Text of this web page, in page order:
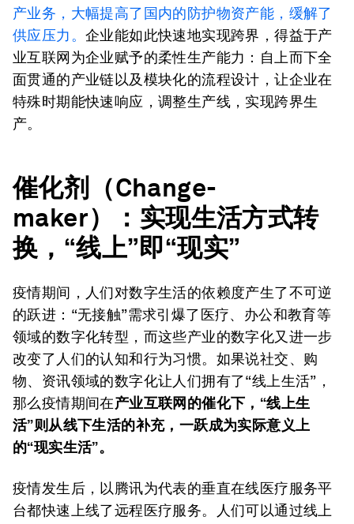
产业务，大幅提高了国内的防护物资产能，缓解了
供应压力。 企业能如此快速地实现跨界，得益于产
业互联网为企业赋予的柔性生产能力：自上而下全
面贯通的产业链以及模块化的流程设计，让企业在
特殊时期能快速响应，调整生产线，实现跨界生
产。
催化剂（Change-
maker）：实现生活方式转
换，“线上”即“现实”
疫情期间，人们对数字生活的依赖度产生了不可逆
的跃进：“无接触”需求引爆了医疗、办公和教育等
领域的数字化转型，而这些产业的数字化又进一步
改变了人们的认知和行为习惯。如果说社交、购
物、资讯领域的数字化让人们拥有了“线上生活”，
那么疫情期间在产业互联网的催化下，“线上生
活”则从线下生活的补充，一跃成为实际意义上
的“现实生活”。
疫情发生后，以腾讯为代表的垂直在线医疗服务平
台都快速上线了远程医疗服务。人们可以通过线上